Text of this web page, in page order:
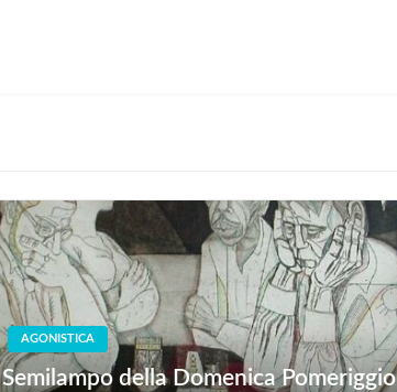
AGONISTICA
Semilampo della Domenica Pomeriggio